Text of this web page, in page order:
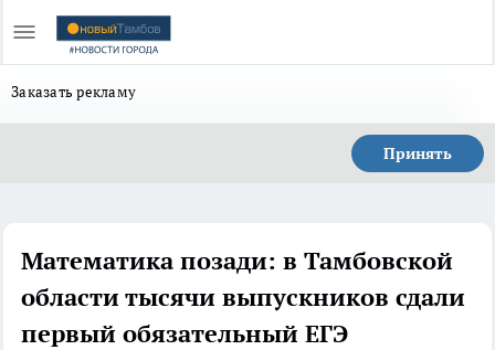
Заказать рекламу
Принять
Математика позади: в Тамбовской
области тысячи выпускников сдали
первый обязательный ЕГЭ